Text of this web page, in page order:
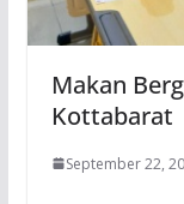
Makan
Kottabarat
September 22,